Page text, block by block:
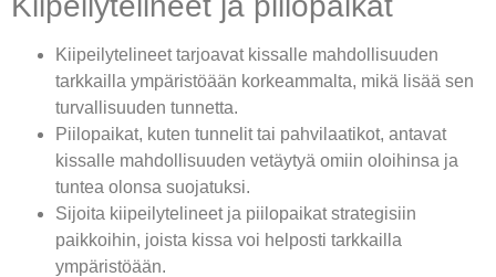
Kiipeilytelineet tarjoavat kissalle mahdollisuuden
tarkkailla ympäristöään korkeammalta, mikä lisää sen
turvallisuuden tunnetta.
Piilopaikat, kuten tunnelit tai pahvilaatikot, antavat
kissalle mahdollisuuden vetäytyä omiin oloihinsa ja
tuntea olonsa suojatuksi.
Sijoita kiipeilytelineet ja piilopaikat strategisiin
paikkoihin, joista kissa voi helposti tarkkailla
ympäristöään.